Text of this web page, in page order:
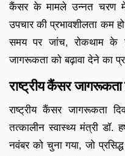
कैंसर के मामले उन्नत चरण
उपचार की प्रभावशीलता कम
समय पर जांच, रोकथाम
जागरूकता को बढ़ावा देने का
राष्ट्रीय कैंसर जागरूकता
राष्ट्रीय कैंसर जागरूकता
तत्कालीन स्वास्थ्य मंत्री डॉ.
नवंबर को चुना गया, जो